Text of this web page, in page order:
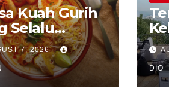
Kuah Gurih
Selalu
7, 2026
DIO